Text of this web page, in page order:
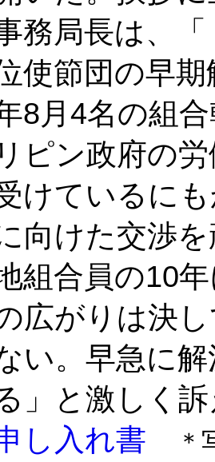
務局長は、
使節団の早
8月4名の組
リピン政府の
けているに
向けた交渉
組合員の10
広がりは決
い。早急に
」と激しく
し入れ書
＊